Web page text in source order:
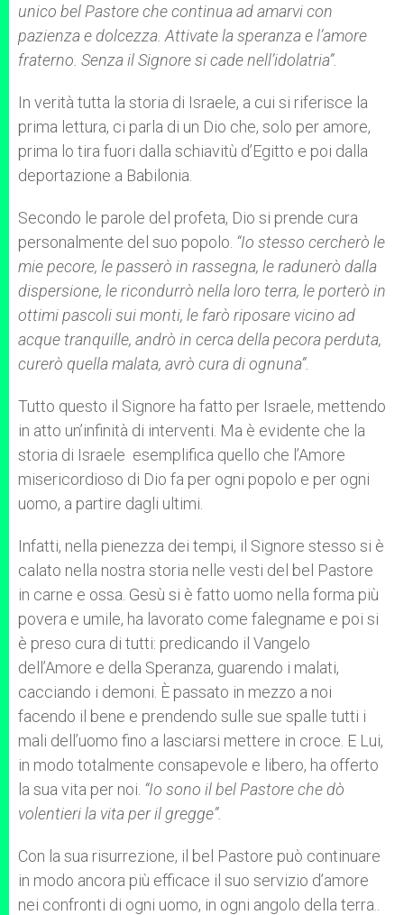
unico bel Pastore che continua ad amarvi con
pazienza e dolcezza. Attivate la speranza e l’amore
fraterno. Senza il Signore si cade nell’idolatria”.
In verità tutta la storia di Israele, a cui si riferisce la
prima lettura, ci parla di un Dio che, solo per amore,
prima lo tira fuori dalla schiavitù d’Egitto e poi dalla
deportazione a Babilonia.
Secondo le parole del profeta, Dio si prende cura
personalmente del suo popolo. “Io stesso cercherò le
mie pecore, le passerò in rassegna, le radunerò dalla
dispersione, le ricondurrò nella loro terra, le porterò in
ottimi pascoli sui monti, le farò riposare vicino ad
acque tranquille, andrò in cerca della pecora perduta,
curerò quella malata, avrò cura di ognuna”.
Tutto questo il Signore ha fatto per Israele, mettendo
in atto un’infinità di interventi. Ma è evidente che la
storia di Israele esemplifica quello che l’Amore
misericordioso di Dio fa per ogni popolo e per ogni
uomo, a partire dagli ultimi.
Infatti, nella pienezza dei tempi, il Signore stesso si è
calato nella nostra storia nelle vesti del bel Pastore
in carne e ossa. Gesù si è fatto uomo nella forma più
povera e umile, ha lavorato come falegname e poi si
è preso cura di tutti: predicando il Vangelo
dell’Amore e della Speranza, guarendo i malati,
cacciando i demoni. È passato in mezzo a noi
facendo il bene e prendendo sulle sue spalle tutti i
mali dell’uomo fino a lasciarsi mettere in croce. E Lui,
in modo totalmente consapevole e libero, ha offerto
la sua vita per noi. “Io sono il bel Pastore che dò
volentieri la vita per il gregge”.
Con la sua risurrezione, il bel Pastore può continuare
in modo ancora più efficace il suo servizio d’amore
nei confronti di ogni uomo, in ogni angolo della terra..